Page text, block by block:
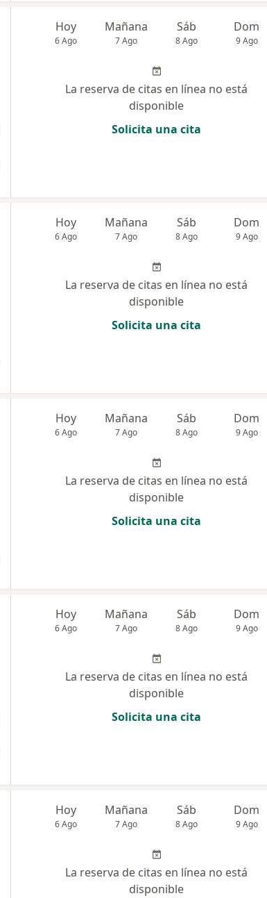
Hoy
6 Ago
Mañana
7 Ago
Sáb
8 Ago
Dom
9 Ago
La reserva de citas en línea no está
disponible
Solicita una cita
Hoy
6 Ago
Mañana
7 Ago
Sáb
8 Ago
Dom
9 Ago
La reserva de citas en línea no está
disponible
Solicita una cita
Hoy
6 Ago
Mañana
7 Ago
Sáb
8 Ago
Dom
9 Ago
La reserva de citas en línea no está
disponible
Solicita una cita
Hoy
6 Ago
Mañana
7 Ago
Sáb
8 Ago
Dom
9 Ago
La reserva de citas en línea no está
disponible
Solicita una cita
Hoy
6 Ago
Mañana
7 Ago
Sáb
8 Ago
Dom
9 Ago
La reserva de citas en línea no está
disponible